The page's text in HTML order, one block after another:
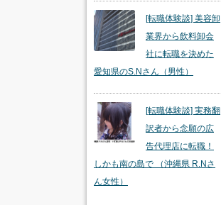
[転職体験談] 美容卸
業界から飲料卸会
社に転職を決めた
愛知県のS.Nさん（男性）
[転職体験談] 実務翻
訳者から念願の広
告代理店に転職！
しかも南の島で （沖縄県 R.Nさ
ん女性）